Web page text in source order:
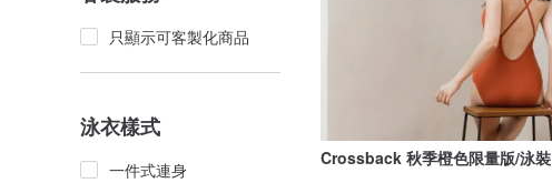
只顯示可客製化商品
泳衣樣式
一件式連身
Crossback 秋季橙色限量版/泳裝